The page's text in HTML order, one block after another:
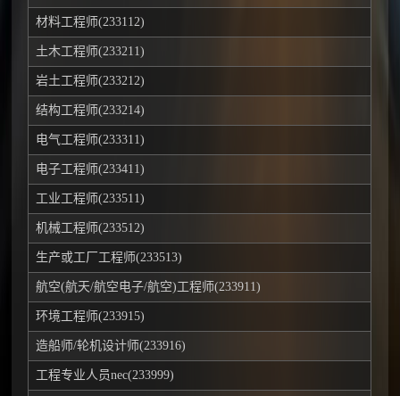
材料工程师(233112)
土木工程师(233211)
岩土工程师(233212)
结构工程师(233214)
电气工程师(233311)
电子工程师(233411)
工业工程师(233511)
机械工程师(233512)
生产或工厂工程师(233513)
航空(航天/航空电子/航空)工程师(233911)
环境工程师(233915)
造船师/轮机设计师(233916)
工程专业人员nec(233999)